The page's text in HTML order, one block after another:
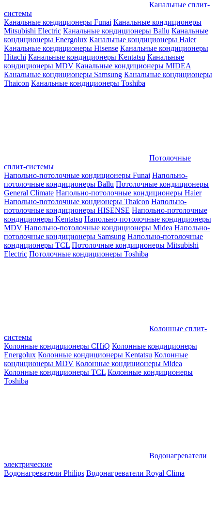
Канальные сплит-
системы
Канальные кондиционеры Funai Канальные кондиционеры
Mitsubishi Electric Канальные кондиционеры Ballu Канальные
кондиционеры Energolux Канальные кондиционеры Haier
Канальные кондиционеры Hisense Канальные кондиционеры
Hitachi Канальные кондиционеры Kentatsu Канальные
кондиционеры MDV Канальные кондиционеры MIDEA
Канальные кондиционеры Samsung Канальные кондиционеры
Thaicon Канальные кондиционеры Toshiba
Потолочные
сплит-системы
Напольно-потолочные кондиционеры Funai Напольно-
потолочные кондиционеры Ballu Потолочные кондиционеры
General Climate Напольно-потолочные кондиционеры Haier
Напольно-потолочные кондионеры Thaicon Напольно-
потолочные кондиционеры HISENSE Напольно-потолочные
кондиционеры Kentatsu Напольно-потолочные кондиционеры
MDV Напольно-потолочные кондиционеры Midea Напольно-
потолочные кондиционеры Samsung Напольно-потолочные
кондиционеры TCL Потолочные кондиционеры Mitsubishi
Electric Потолочные кондиционеры Toshiba
Колонные сплит-
системы
Колонные кондиционеры CHiQ Колонные кондиционеры
Energolux Колонные кондиционеры Kentatsu Колонные
кондиционеры MDV Колонные кондиционеры Midea
Колонные кондиционеры TCL Колонные кондиционеры
Toshiba
Водонагреватели
электрические
Водонагреватели Philips Водонагреватели Royal Clima